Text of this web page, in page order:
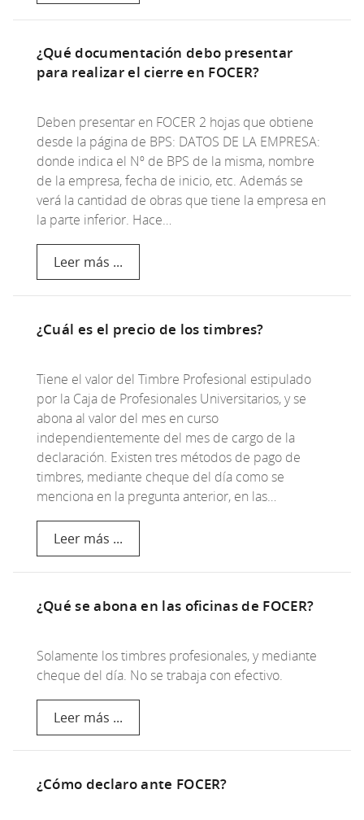
¿Qué documentación debo presentar
para realizar el cierre en FOCER?
Deben presentar en FOCER 2 hojas que obtiene
desde la página de BPS: DATOS DE LA EMPRESA:
donde indica el Nº de BPS de la misma, nombre
de la empresa, fecha de inicio, etc. Además se
verá la cantidad de obras que tiene la empresa en
la parte inferior. Hace…
Leer más ...
¿Cuál es el precio de los timbres?
Tiene el valor del Timbre Profesional estipulado
por la Caja de Profesionales Universitarios, y se
abona al valor del mes en curso
independientemente del mes de cargo de la
declaración. Existen tres métodos de pago de
timbres, mediante cheque del día como se
menciona en la pregunta anterior, en las…
Leer más ...
¿Qué se abona en las oficinas de FOCER?
Solamente los timbres profesionales, y mediante
cheque del día. No se trabaja con efectivo.
Leer más ...
¿Cómo declaro ante FOCER?